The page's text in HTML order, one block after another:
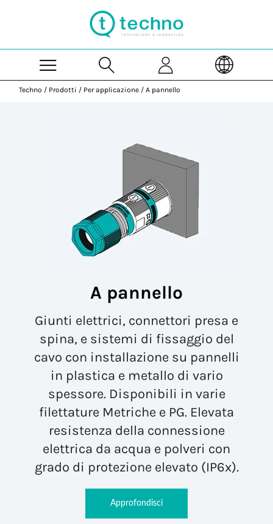
Techno / Prodotti / Per applicazione / A pannello
A pannello
Giunti elettrici, connettori presa e
spina, e sistemi di fissaggio del
cavo con installazione su pannelli
in plastica e metallo di vario
spessore. Disponibili in varie
filettature Metriche e PG. Elevata
resistenza della connessione
elettrica da acqua e polveri con
grado di protezione elevato (IP6x).
Approfondisci